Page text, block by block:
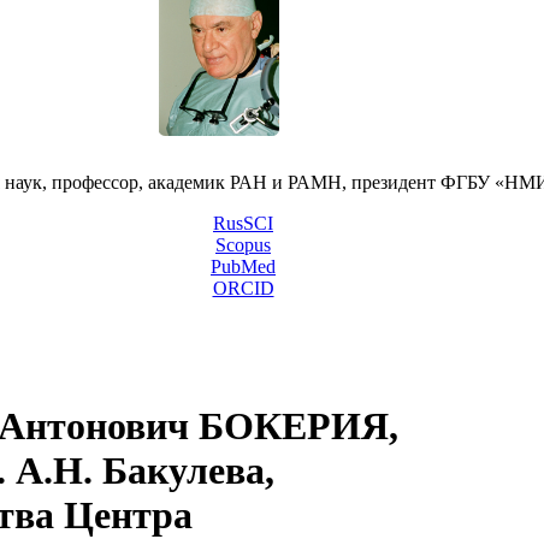
наук, профессор, академик РАН и РАМН, президент ФГБУ
RusSCI
Scopus
PubMed
ORCID
БОКЕРИЯ,
Бакулева,
Центра